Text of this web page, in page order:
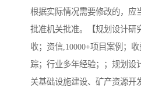
根据实际情况需要修改的，应
批准机关批准。【规划设计研
收；资信,10000+项目案例；
踪；行业多年经验；；规划设
关基础设施建设、矿产资源开